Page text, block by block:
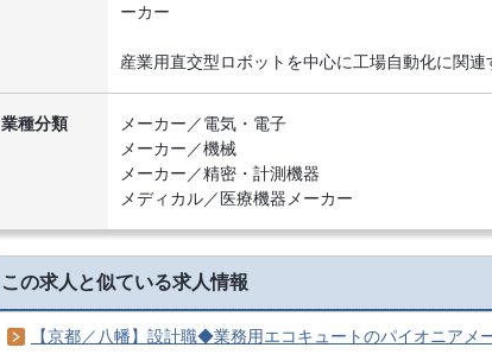
ーカー
産業用直交型ロボットを中心に工場自動化に関
業種分類
メーカー／電気・電子
メーカー／機械
メーカー／精密・計測機器
メディカル／医療機器メーカー
この求人と似ている求人情報
【京都／八幡】設計職◆業務用エコキュートのパイオニアメ